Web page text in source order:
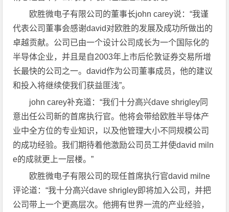
欧胜微电子有限公司的董事长john carey说：“我谨
代表公司董事会感谢david对欧胜的发展及成功所做出的
卓越贡献。公司已由一个设计公司成长为一个国际化的
半导体企业，并且是自2003年上市后伦敦证券交易所增
长最快的公司之一。david作为公司董事成员，他的建议
和投入将继续使我们获益匪浅”。
john carey补充道：“我们十分高兴dave shrigley同
意出任公司新的首席执行官。他将会带给欧胜半导体产
业中全方位的专业知识，以及他管理大小不同规模公司
的成功经验。我们期待着他激励公司员工并使david miln
e的成就更上一层楼。”
欧胜微电子有限公司的现任首席执行官david milne
评论道：“我十分高兴dave shrigley即将加入公司，并把
公司带上一个更高层次。他拥有世界一流的产业经验，